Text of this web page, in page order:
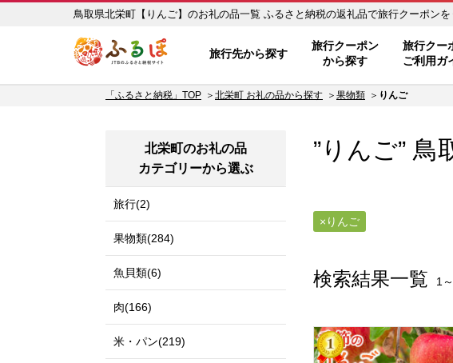
鳥取県北栄町【りんご】のお礼の品一覧 ふるさと納税の
旅行先から探す
旅行クーポン
から探す
旅行クー
ご利用ガ
「ふるさと納税」TOP 北栄町 お礼の品から探す 果物類 りんご
”りんご” 鳥
りんご
検索結果一覧 1
北栄町のお礼の品
カテゴリーから選ぶ
旅行(2)
果物類(284)
魚貝類(6)
肉(166)
米・パン(219)